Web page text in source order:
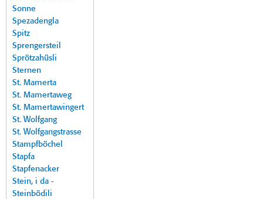
Sonne
Spezadengla
Spitz
Sprengersteil
Sprötzahüsli
Sternen
St. Mamerta
St. Mamertaweg
St. Mamertawingert
St. Wolfgang
St. Wolfgangstrasse
Stampfböchel
Stapfa
Stapfenacker
Stein, i da -
Steinbödili